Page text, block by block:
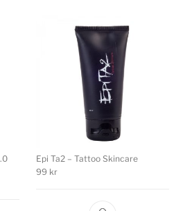
Epi Ta2 – Tattoo Skincare
99 kr